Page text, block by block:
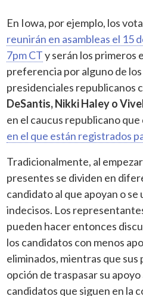
En Iowa, por ejemplo, los
reunirán en asambleas el 15
7pm CTy serán los primeros
preferencia por alguno de
presidenciales republicanos
DeSantis, Nikki Haley o
en el caucus republicano
en el que están registrados
Tradicionalmente, al
presentes se dividen en
candidato al que apoyan o se
indecisos. Los
pueden hacer entonces
los candidatos con menos
eliminados, mientras que
opción de traspasar su apoyo
candidatos que siguen en la